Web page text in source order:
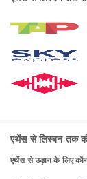
एथेंस से लिस्बन तक
एथेंस से उड़ान के लिए